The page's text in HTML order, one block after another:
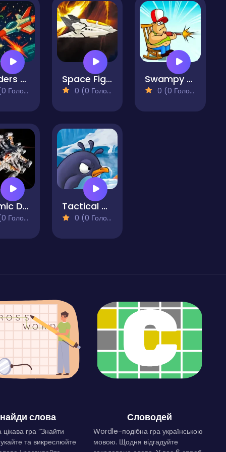
Invaders Destruction Space Fighter
0 (0 Голосів)
Swampy Assault
0 (0 Голосів)
Cosmic Defender Space Assault Tactical Penguin
0 (0 Голосів)
слова
гра “Знайти
та викреслюйте
Словодей
Wordle-подібна гра українською
мовою. Щодня відгадуйте